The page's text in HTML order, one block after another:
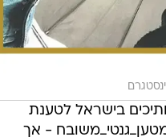
בישראל לטענת
- אך